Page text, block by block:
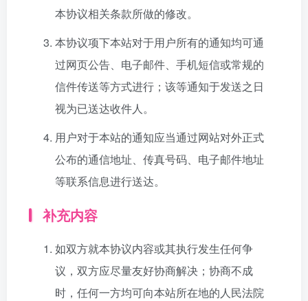
本协议相关条款所做的修改。
本协议项下本站对于用户所有的通知均可通
过网页公告、电子邮件、手机短信或常规的
信件传送等方式进行；该等通知于发送之日
视为已送达收件人。
用户对于本站的通知应当通过网站对外正式
公布的通信地址、传真号码、电子邮件地址
等联系信息进行送达。
补充内容
如双方就本协议内容或其执行发生任何争
议，双方应尽量友好协商解决；协商不成
时，任何一方均可向本站所在地的人民法院